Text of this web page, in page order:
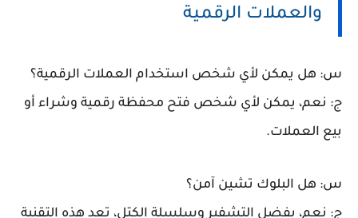
والعملات الرقمية
س: هل يمكن لأي شخص استخدام العملات الرقمية؟
ج: نعم، يمكن لأي شخص فتح محفظة رقمية وشراء أو
بيع العملات.
س: هل البلوك تشين آمن؟
ج: نعم، بفضل التشفير وسلسلة الكتل، تعد هذه التقنية